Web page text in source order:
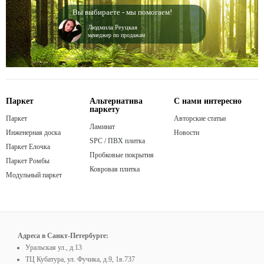
Вы выбираете - мы помогаем!
Людмила Реуцкая
менеджер по продажам
Паркет
Паркет
Инженерная доска
Паркет Елочка
Паркет Ромбы
Модульный паркет
Альтернатива
паркету
Ламинат
SPC / ПВХ плитка
Пробковые покрытия
Ковровая плитка
С нами интересно
Авторские статьи
Новости
Адреса в Санкт-Петербурге:
Уральская ул., д.13
ТЦ Кубатура, ул. Фучика, д.9, 1в.737